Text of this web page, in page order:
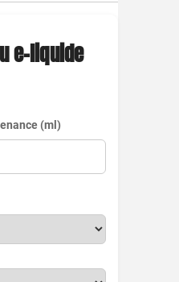
e-liquide
(ml)